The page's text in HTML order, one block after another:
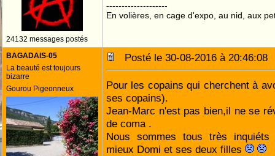
24132 messages postés
--------------------
En volières, en cage d'expo, au nid, aux
BAGADAIS-05
La beauté est toujours
bizarre
Gourou Pigeonneux
Posté le 30-08-2016 à
Pour les copains qui cherchent à
ses copains).
Jean-Marc n'est pas bien,il ne se
de coma .
Nous sommes tous très
mieux Domi et ses deux filles